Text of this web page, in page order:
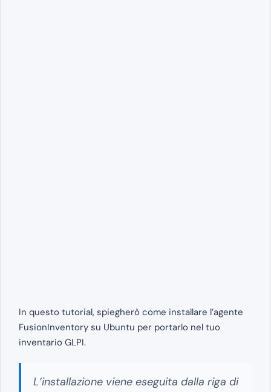
In questo tutorial, spiegherò come installare l’agente
FusionInventory su Ubuntu per portarlo nel tuo
inventario GLPI.
L’installazione viene eseguita dalla riga di